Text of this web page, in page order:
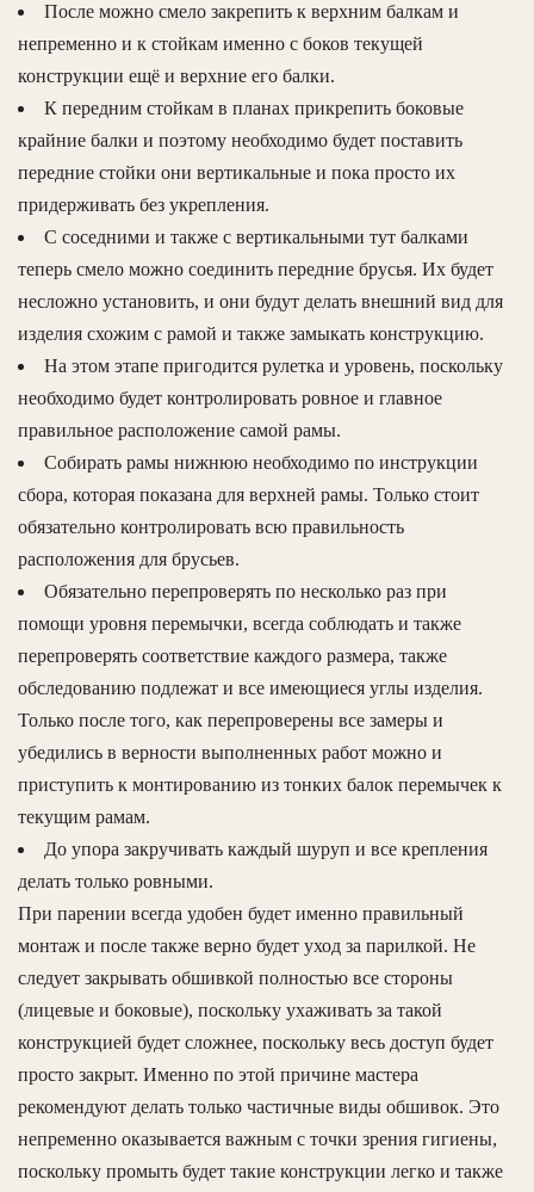
После можно смело закрепить к верхним балкам и
непременно и к стойкам именно с боков текущей
конструкции ещё и верхние его балки.
К передним стойкам в планах прикрепить боковые
крайние балки и поэтому необходимо будет поставить
передние стойки они вертикальные и пока просто их
придерживать без укрепления.
С соседними и также с вертикальными тут балками
теперь смело можно соединить передние брусья. Их будет
несложно установить, и они будут делать внешний вид для
изделия схожим с рамой и также замыкать конструкцию.
На этом этапе пригодится рулетка и уровень, поскольку
необходимо будет контролировать ровное и главное
правильное расположение самой рамы.
Собирать рамы нижнюю необходимо по инструкции
сбора, которая показана для верхней рамы. Только стоит
обязательно контролировать всю правильность
расположения для брусьев.
Обязательно перепроверять по несколько раз при
помощи уровня перемычки, всегда соблюдать и также
перепроверять соответствие каждого размера, также
обследованию подлежат и все имеющиеся углы изделия.
Только после того, как перепроверены все замеры и
убедились в верности выполненных работ можно и
приступить к монтированию из тонких балок перемычек к
текущим рамам.
До упора закручивать каждый шуруп и все крепления
делать только ровными.
При парении всегда удобен будет именно правильный
монтаж и после также верно будет уход за парилкой. Не
следует закрывать обшивкой полностью все стороны
(лицевые и боковые), поскольку ухаживать за такой
конструкцией будет сложнее, поскольку весь доступ будет
просто закрыт. Именно по этой причине мастера
рекомендуют делать только частичные виды обшивок. Это
непременно оказывается важным с точки зрения гигиены,
поскольку промыть будет такие конструкции легко и также